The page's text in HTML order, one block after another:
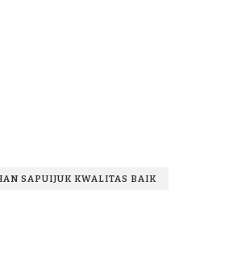
SAPUIJUK KWALITAS BAIK